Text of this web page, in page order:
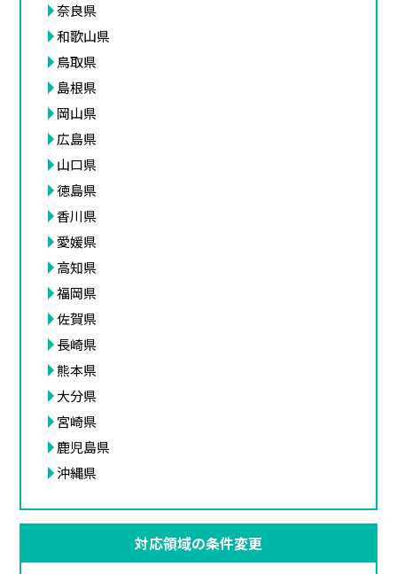
奈良県
和歌山県
鳥取県
島根県
岡山県
広島県
山口県
徳島県
香川県
愛媛県
高知県
福岡県
佐賀県
長崎県
熊本県
大分県
宮崎県
鹿児島県
沖縄県
対応領域の条件変更